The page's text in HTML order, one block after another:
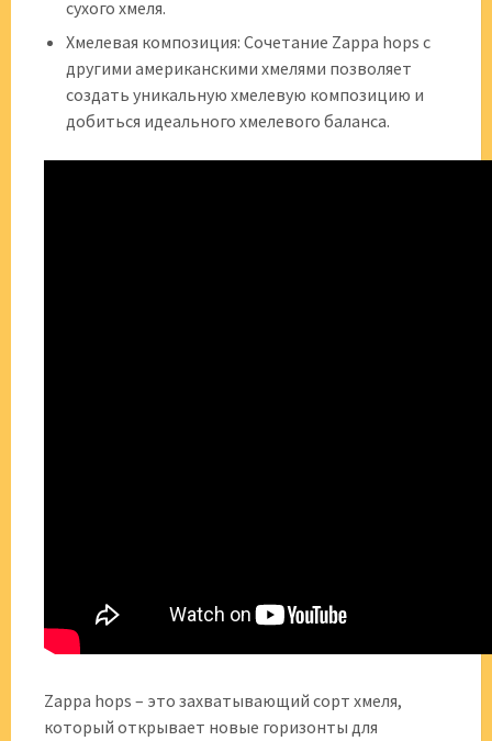
сухого хмеля.
Хмелевая композиция: Сочетание Zappa hops с
другими американскими хмелями позволяет
создать уникальную хмелевую композицию и
добиться идеального хмелевого баланса.
Zappa hops – это захватывающий сорт хмеля,
который открывает новые горизонты для